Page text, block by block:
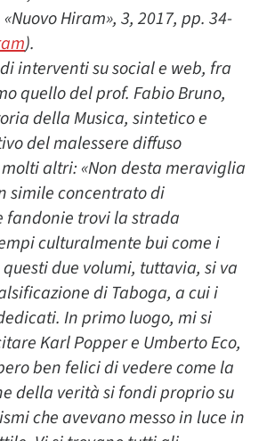
Hiram», 3, 2017, pp. 34-
).
interventi su social e web, fra
quello del prof. Fabio Bruno,
della Musica, sintetico e
del malessere diffuso
altri: «Non desta meraviglia
simile concentrato di
fandonie trovi la strada
culturalmente bui come i
due volumi, tuttavia, si va
di Taboga, a cui i
In primo luogo, mi si
Karl Popper e Umberto Eco,
ben felici di vedere come la
della verità si fondi proprio su
che avevano messo in luce in